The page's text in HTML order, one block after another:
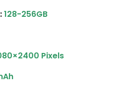
:128-256GB
Pixels